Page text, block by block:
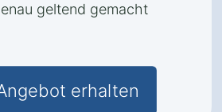
geltend gemacht
erhalten